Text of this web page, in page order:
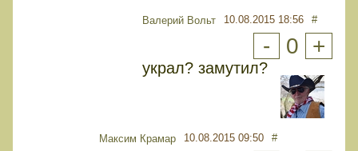
Валерий Вольт 10.08.2015 18:56 #
- 0 +
украл? замутил?
Максим Крамар 10.08.2015 09:50 #